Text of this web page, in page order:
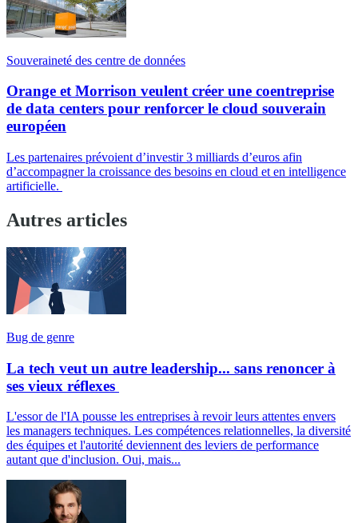
Souveraineté des centre de données
Orange et Morrison veulent créer une coentreprise
de data centers pour renforcer le cloud souverain
européen
Les partenaires prévoient d’investir 3 milliards d’euros afin
d’accompagner la croissance des besoins en cloud et en intelligence
artificielle.
Autres articles
Bug de genre
La tech veut un autre leadership... sans renoncer à
ses vieux réflexes
L'essor de l'IA pousse les entreprises à revoir leurs attentes envers
les managers techniques. Les compétences relationnelles, la diversité
des équipes et l'autorité deviennent des leviers de performance
autant que d'inclusion. Oui, mais...